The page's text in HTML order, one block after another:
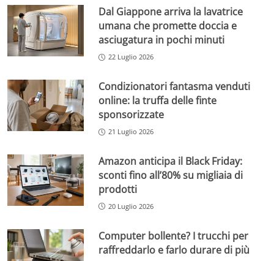
Dal Giappone arriva la lavatrice
umana che promette doccia e
asciugatura in pochi minuti
22 Luglio 2026
Condizionatori fantasma venduti
online: la truffa delle finte
sponsorizzate
21 Luglio 2026
Amazon anticipa il Black Friday:
sconti fino all’80% su migliaia di
prodotti
20 Luglio 2026
Computer bollente? I trucchi per
raffreddarlo e farlo durare di più